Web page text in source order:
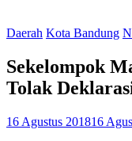
Daerah Kota Bandung
Sekelompok
Tolak
16 Agustus 201816